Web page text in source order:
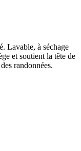
Lavable, à séchage
et soutient la tête de
randonnées.